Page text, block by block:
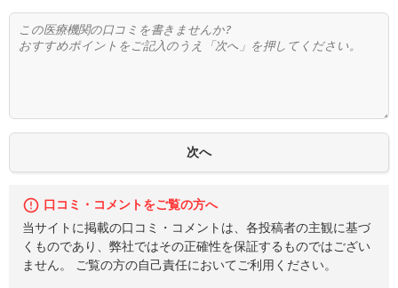
口コミ・コメントをご覧の方へ
当サイトに掲載の口コミ・コメントは、各投稿者の主観に基づ
くものであり、弊社ではその正確性を保証するものではござい
ません。 ご覧の方の自己責任においてご利用ください。